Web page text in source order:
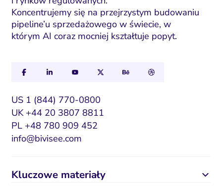
Koncentrujemy się na przejrzystym budowaniu
pipeline’u sprzedażowego w świecie, w
którym AI coraz mocniej kształtuje popyt.
US 1 (844) 770-0800
UK +44 20 3807 8811
PL +48 780 909 452
info@bivisee.com
Kluczowe materiały